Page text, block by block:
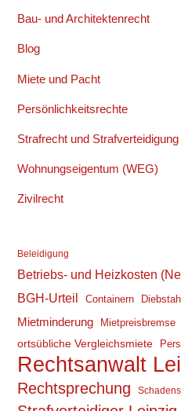
Bau- und Architektenrecht
Blog
Miete und Pacht
Persönlichkeitsrechte
Strafrecht und Strafverteidigung
Wohnungseigentum (WEG)
Zivilrecht
Beleidigung
Betriebs- und Heizkosten
BGH-Urteil Containern Diebstahl
Mietminderung Mietpreisbremse
ortsübliche Vergleichsmiete
Rechtsanwalt
Rechtsprechung